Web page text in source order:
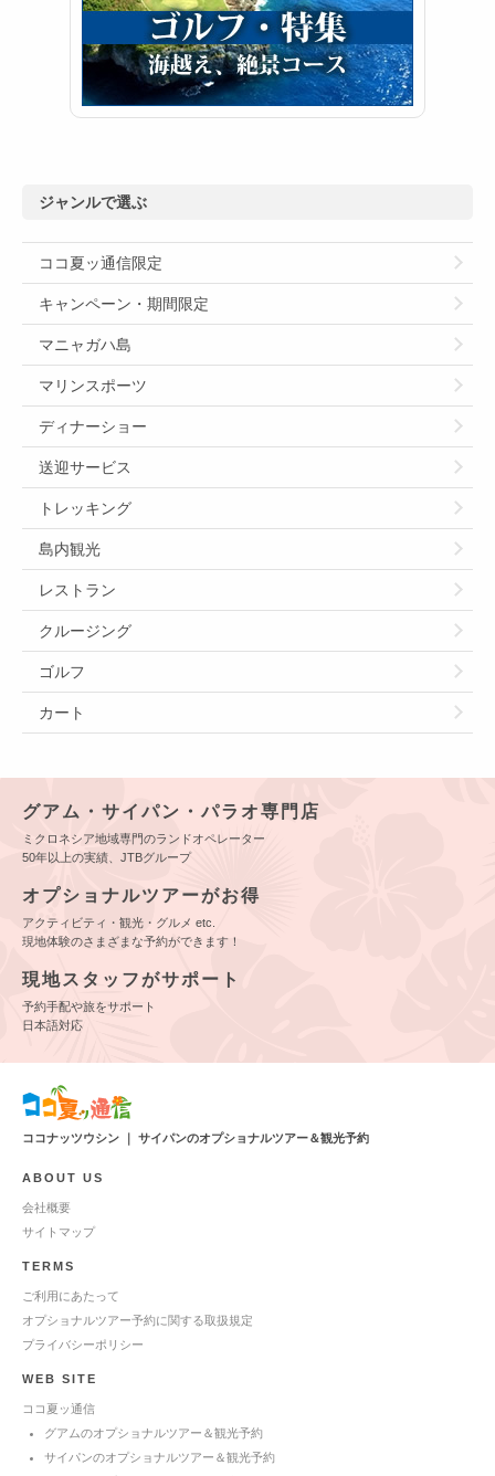
ジャンルで選ぶ
ココ夏ッ通信限定
キャンペーン・期間限定
マニャガハ島
マリンスポーツ
ディナーショー
送迎サービス
トレッキング
島内観光
レストラン
クルージング
ゴルフ
カート
グアム・サイパン・パラオ専門店
ミクロネシア地域専門のランドオペレーター
50年以上の実績、JTBグループ
オプショナルツアーがお得
アクティビティ・観光・グルメ etc.
現地体験のさまざまな予約ができます！
現地スタッフがサポート
予約手配や旅をサポート
日本語対応
ココナッツウシン ｜ サイパンのオプショナルツアー＆観光予約
ABOUT US
会社概要
サイトマップ
TERMS
ご利用にあたって
オプショナルツアー予約に関する取扱規定
プライバシーポリシー
WEB SITE
ココ夏ッ通信
グアムのオプショナルツアー＆観光予約
サイパンのオプショナルツアー＆観光予約